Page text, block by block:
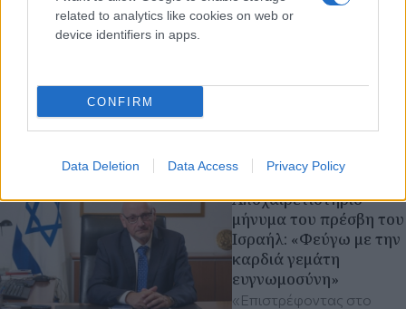
related to analytics like cookies on web or
device identifiers in apps.
CONFIRM
Data Deletion Data Access Privacy Policy
Διαβάστε περισσότερα
Αποχαιρετιστήριο
μήνυμα του πρέσβη του
Ισραήλ: «Φεύγω με την
καρδιά γεμάτη
ευγνωμοσύνη»
«Επιστρέφοντας στο